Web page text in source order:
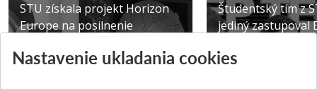
STU získala projekt Horizon
Europe na posilnenie
Publikované 31.07.2026
Študentský tím z
jediný zastupoval
Publikované
Nastavenie ukladania cookies